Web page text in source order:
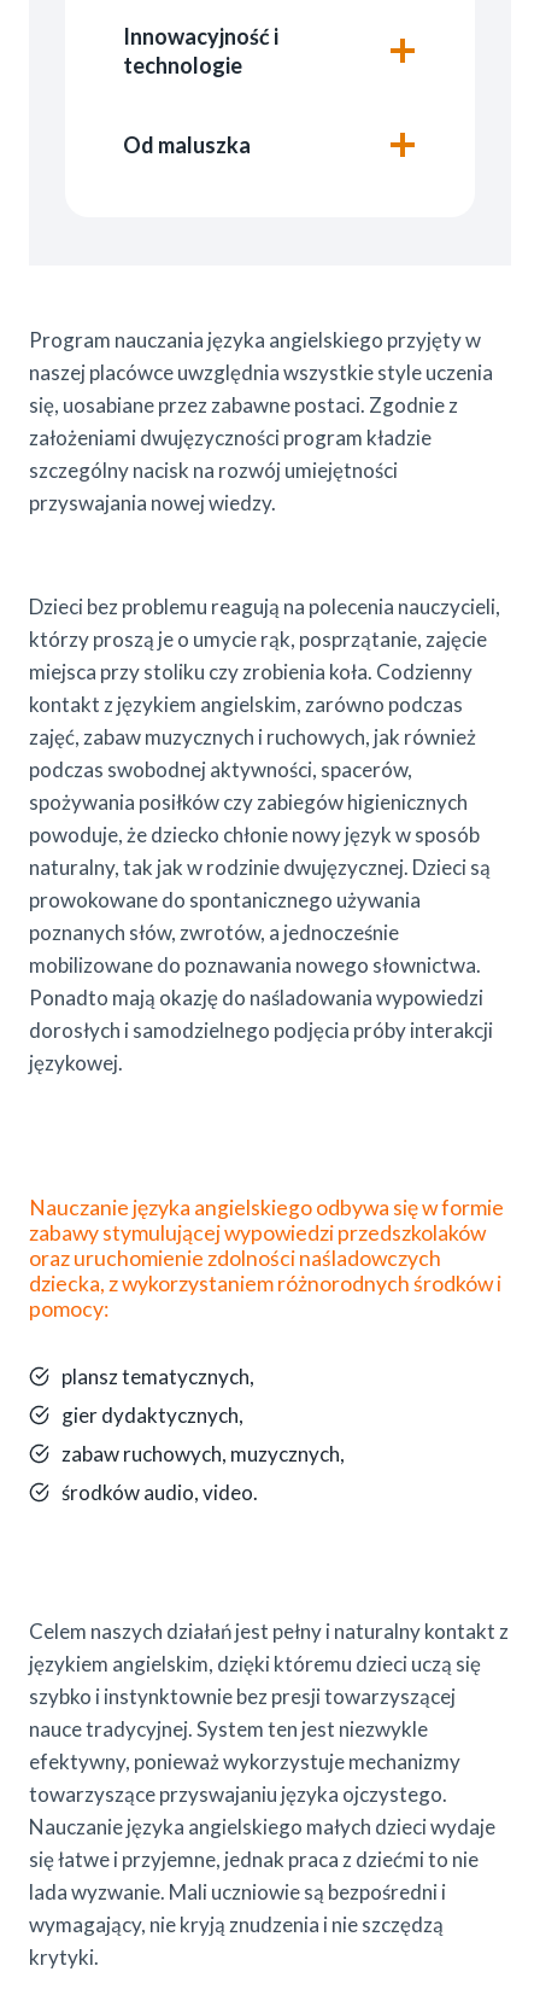
Innowacyjność i
technologie
Od maluszka
Program nauczania języka angielskiego przyjęty w
naszej placówce uwzględnia wszystkie style uczenia
się, uosabiane przez zabawne postaci. Zgodnie z
założeniami dwujęzyczności program kładzie
szczególny nacisk na rozwój umiejętności
przyswajania nowej wiedzy.
Dzieci bez problemu reagują na polecenia nauczycieli,
którzy proszą je o umycie rąk, posprzątanie, zajęcie
miejsca przy stoliku czy zrobienia koła. Codzienny
kontakt z językiem angielskim, zarówno podczas
zajęć, zabaw muzycznych i ruchowych, jak również
podczas swobodnej aktywności, spacerów,
spożywania posiłków czy zabiegów higienicznych
powoduje, że dziecko chłonie nowy język w sposób
naturalny, tak jak w rodzinie dwujęzycznej. Dzieci są
prowokowane do spontanicznego używania
poznanych słów, zwrotów, a jednocześnie
mobilizowane do poznawania nowego słownictwa.
Ponadto mają okazję do naśladowania wypowiedzi
dorosłych i samodzielnego podjęcia próby interakcji
językowej.
Nauczanie języka angielskiego odbywa się w formie
zabawy stymulującej wypowiedzi przedszkolaków
oraz uruchomienie zdolności naśladowczych
dziecka, z wykorzystaniem różnorodnych środków i
pomocy:
plansz tematycznych,
gier dydaktycznych,
zabaw ruchowych, muzycznych,
środków audio, video.
Celem naszych działań jest pełny i naturalny kontakt z
językiem angielskim, dzięki któremu dzieci uczą się
szybko i instynktownie bez presji towarzyszącej
nauce tradycyjnej. System ten jest niezwykle
efektywny, ponieważ wykorzystuje mechanizmy
towarzyszące przyswajaniu języka ojczystego.
Nauczanie języka angielskiego małych dzieci wydaje
się łatwe i przyjemne, jednak praca z dziećmi to nie
lada wyzwanie. Mali uczniowie są bezpośredni i
wymagający, nie kryją znudzenia i nie szczędzą
krytyki.